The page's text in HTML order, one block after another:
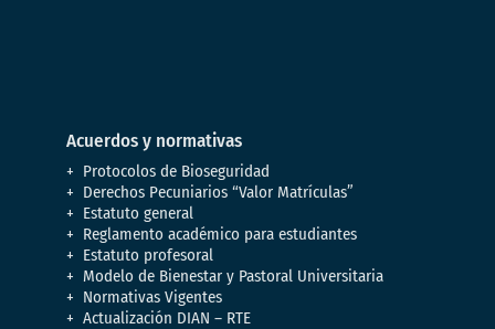
Acuerdos y normativas
Protocolos de Bioseguridad
Derechos Pecuniarios “Valor Matrículas”
Estatuto general
Reglamento académico para estudiantes
Estatuto profesoral
Modelo de Bienestar y Pastoral Universitaria
Normativas Vigentes
Actualización DIAN – RTE